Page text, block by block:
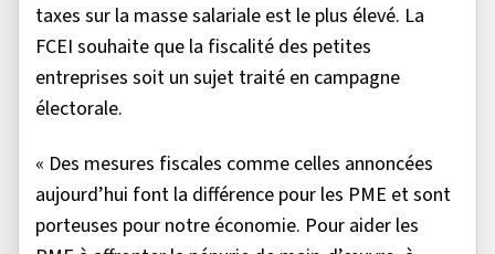
taxes sur la masse salariale est le plus élevé. La
FCEI souhaite que la fiscalité des petites
entreprises soit un sujet traité en campagne
électorale.
« Des mesures fiscales comme celles annoncées
aujourd’hui font la différence pour les PME et sont
porteuses pour notre économie. Pour aider les